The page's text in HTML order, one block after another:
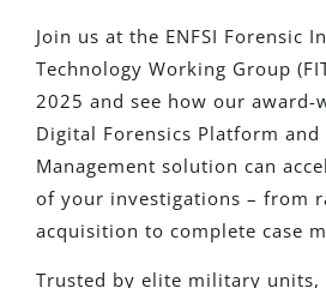
Join us at the ENFSI Forensic
Technology Working Group
2025 and see how our award-
Digital Forensics Platform and
Management solution can
of your investigations – from
acquisition to complete case
Trusted by elite military units,